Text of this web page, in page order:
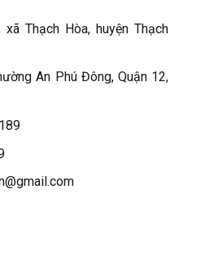
Thạch Hòa, huyện Thạch
An Phú Đông, Quận 12,